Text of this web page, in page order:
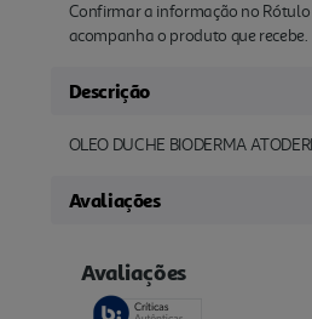
Confirmar a informação no Rótulo
acompanha o produto que recebe.
Descrição
OLEO DUCHE BIODERMA
Avaliações